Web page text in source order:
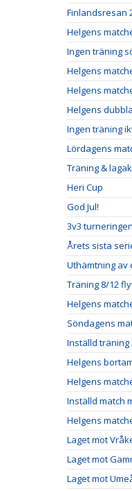
Finlandsresan
Helgens
Ingen träning
Helgens
Helgens
Helgens
Ingen träning
Lördagens
Träning &
Heri Cup
God Jul!
3v3 turneringen
Årets sista
Uthämtning av
Träning 8/12
Helgens
Söndagens
Inställd träning
Helgens
Helgens
Inställd match
Helgens
Laget mot
Laget mot
Laget mot